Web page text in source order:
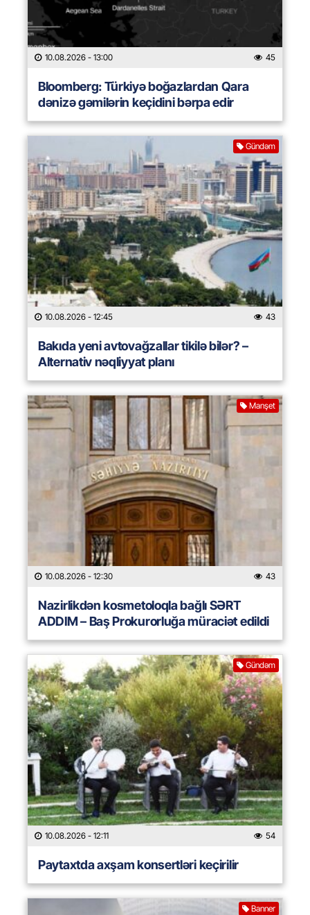
10.08.2026 - 13:00 45
Bloomberg: Türkiyə boğazlardan Qara
dənizə gəmilərin keçidini bərpa edir
Gündəm
10.08.2026 - 12:45 43
Bakıda yeni avtovağzallar tikilə bilər? –
Alternativ nəqliyyat planı
Manşet
10.08.2026 - 12:30 43
Nazirlikdən kosmetoloqla bağlı SƏRT
ADDIM – Baş Prokurorluğa müraciət edildi
Gündəm
10.08.2026 - 12:11 54
Paytaxtda axşam konsertləri keçirilir
Banner